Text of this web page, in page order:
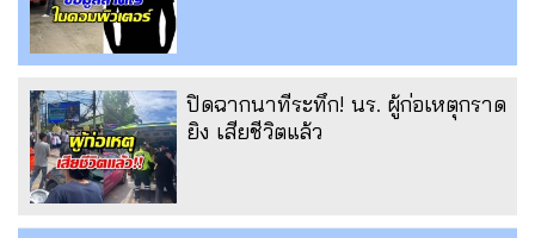
ปิดฉากนาทีระทึก! นร. ผู้ก่อเหตุกราด
ยิง เสียชีวิตแล้ว